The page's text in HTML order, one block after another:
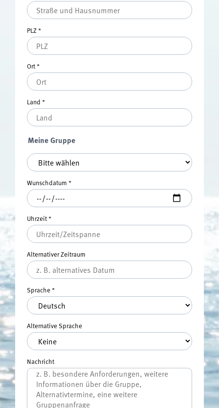
PLZ*
Ort*
Land *
Meine Gruppe
Meine Gruppe*
Wunschdatum *
Uhrzeit*
Alternativer Zeitraum
Sprache*
Alternative Sprache
Nachricht